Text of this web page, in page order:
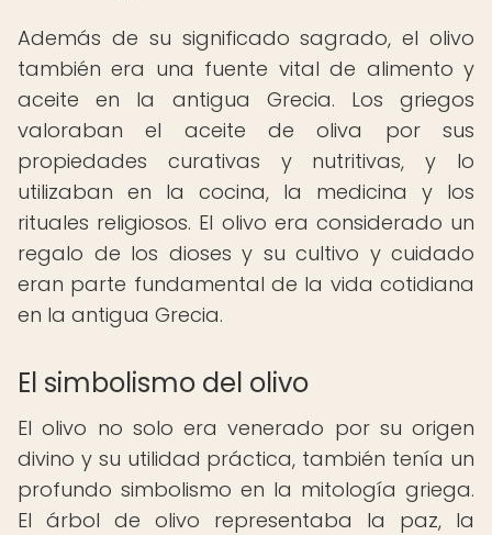
Además de su significado sagrado, el olivo
también era una fuente vital de alimento y
aceite en la antigua Grecia. Los griegos
valoraban el aceite de oliva por sus
propiedades curativas y nutritivas, y lo
utilizaban en la cocina, la medicina y los
rituales religiosos. El olivo era considerado un
regalo de los dioses y su cultivo y cuidado
eran parte fundamental de la vida cotidiana
en la antigua Grecia.
El simbolismo del olivo
El olivo no solo era venerado por su origen
divino y su utilidad práctica, también tenía un
profundo simbolismo en la mitología griega.
El árbol de olivo representaba la paz, la